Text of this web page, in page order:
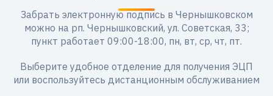
Забрать электронную подпись в Чернышковском
можно на рп. Чернышковский, ул. Советская, 33;
пункт работает 09:00-18:00, пн, вт, ср, чт, пт.
Выберите удобное отделение для получения ЭЦП
или воспользуйтесь дистанционным обслуживанием